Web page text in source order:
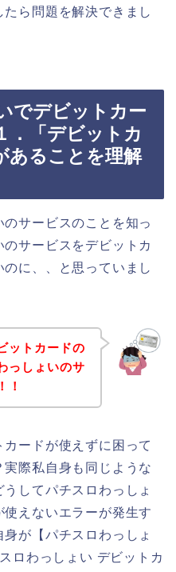
ら問題を解決できまし
でデビットカー
．「デビットカ
あることを理解
サービスのことを知っ
サービスをデビットカ
に、、と思っていまし
ットカードの
っしょいのサ
！
ードが使えずに困って
際私自身も同じような
してパチスロわっしょ
えないエラーが発生す
が【パチスロわっしょ
ロわっしょい デビットカ